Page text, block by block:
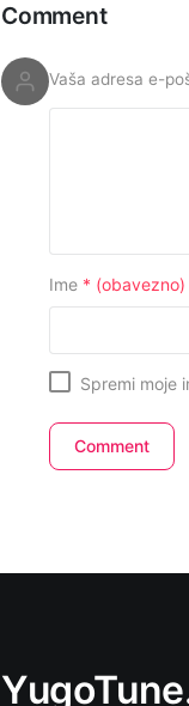
Comment
Vaša adresa e-
Ime * (obavezno)
Spremi moje